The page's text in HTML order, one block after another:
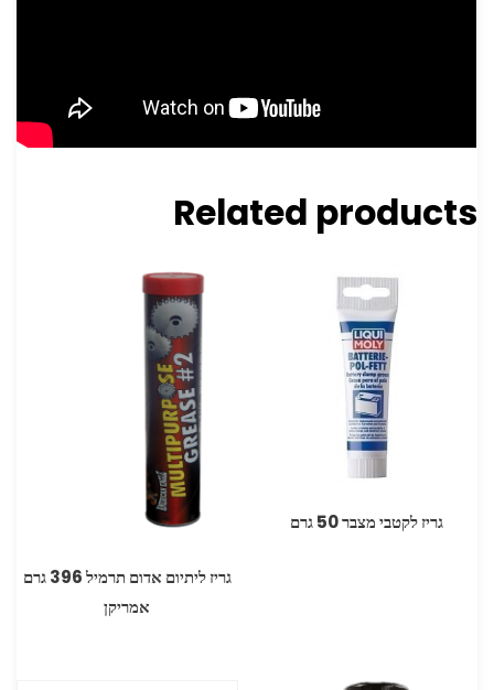
Related products
גריז לקטבי מצבר 50 גרם
גריז ליתיום אדום תרמיל 396 גרם
אמריקן